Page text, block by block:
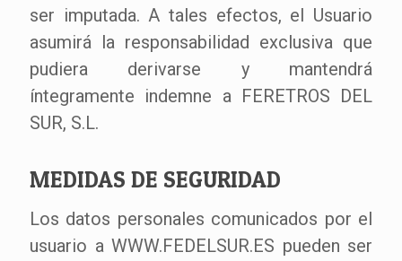
ser imputada. A tales efectos, el Usuario
asumirá la responsabilidad exclusiva que
pudiera derivarse y mantendrá
íntegramente indemne a FERETROS DEL
SUR, S.L.
MEDIDAS DE SEGURIDAD
Los datos personales comunicados por el
usuario a WWW.FEDELSUR.ES pueden ser